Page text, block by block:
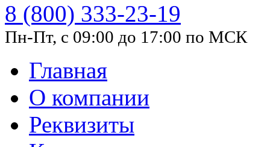
8 (800) 333-23-19
Пн-Пт, с 09:00 до 17:00 по МСК
Главная
О компании
Реквизиты